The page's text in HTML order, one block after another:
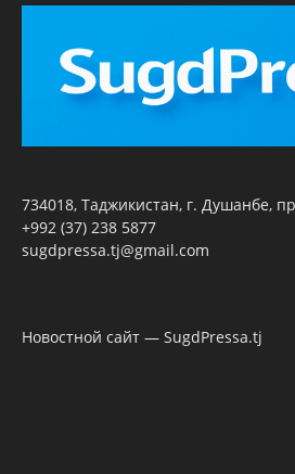
734018, Таджикистан, г. Душанбе,
+992 (37) 238 5877
sugdpressa.tj@gmail.com
Новостной сайт — SugdPressa.tj